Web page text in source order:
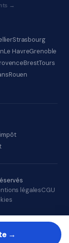
→
→
Strasbourg
Le HavreGrenoble
BrestTours
Rouen
légalesCGU